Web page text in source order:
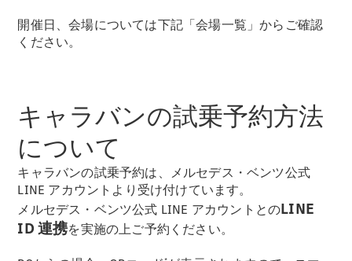
サービスプ
ログラム
開催日、会場については下記「会場一覧」からご確認
ください。
キャラバンの試乗予約方法
について
キャラバンの試乗予約は、メルセデス・ベンツ公式
LINE アカウントより受け付けています。
メルセデス・ベンツ公式 LINE アカウントとのLINE
ID 連携を実施の上ご予約ください。